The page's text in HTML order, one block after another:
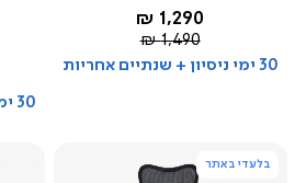
החל מ-
1,290 ₪
מחיר
רגיל
1,490 ₪
30 ימי ניסיון + שנתיים אחריות
שחור
30 ימי ניסיון + שנתיים אחריות
בלעדי באתר